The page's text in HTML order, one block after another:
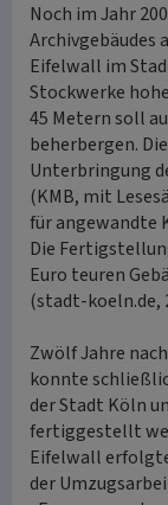
Noch im Jahr
Archivgebäudes
Eifelwall im
Stockwerke
45 Metern soll
beherbergen.
Unterbringung
(KMB, mit
für angewandte
Die
Euro teuren
(stadt-koeln.de,
Zwölf Jahre
konnte
der Stadt Köln
fertiggestellt
Eifelwall
der